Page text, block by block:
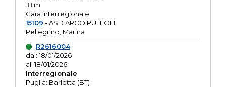
18 m
Gara interregionale
15109 - ASD ARCO PUTEOLI
Pellegrino, Marina
R2616004
dal: 18/01/2026
al: 18/01/2026
Interregionale
Puglia: Barletta (BT)